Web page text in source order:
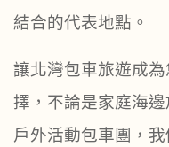
結合的代表地點。
讓北灣包車旅遊成
擇，不論是家庭海
戶外活動包車團，